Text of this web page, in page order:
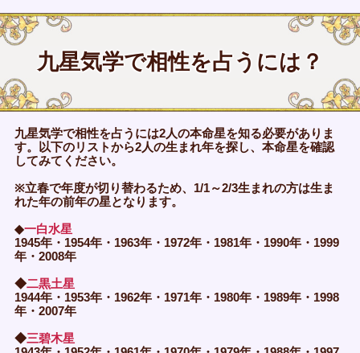
九星気学で相性を占うには？
九星気学で相性を占うには2人の本命星を知る必要がありま
す。以下のリストから2人の生まれ年を探し、本命星を確認
してみてください。
※立春で年度が切り替わるため、1/1～2/3生まれの方は生ま
れた年の前年の星となります。
◆一白水星
1945年・1954年・1963年・1972年・1981年・1990年・1999
年・2008年
◆二黒土星
1944年・1953年・1962年・1971年・1980年・1989年・1998
年・2007年
◆三碧木星